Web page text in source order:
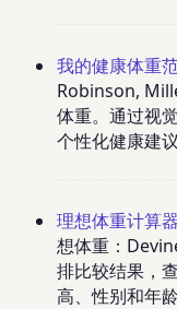
我的健康体重
Robinson,
体重。通过视
个性化健康建
理想体重计算器
想体重：
排比较结果，
高、性别和年